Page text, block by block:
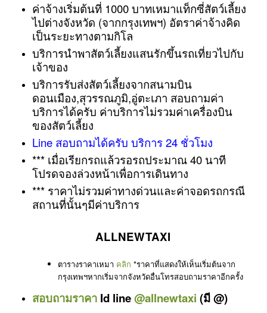
ค่าจ้างเริ่มต้นที่ 1000 บาทเหมาแท็กซี่สัตว์เลี้ยง
ไปต่างจังหวัด (จากกรุงเทพฯ) อัตราค่าจ้างคิด
เป็นระยะทางตามกิโล
บริการนำพาสัตว์เลี้ยงแสนรักขึ้นรถเที่ยวไปกับ
เจ้าของ
บริการรับส่งสัตว์เลี้ยงจากสนามบิน
ดอนเมือง,สุวรรณภูมิ,อู่ตะเภา สอบถามค่า
บริการได้ครับ ค่าบริการไม่รวมค่าเครื่องบิน
ของสัตว์เลี้ยง
Line สอบถามได้ครับ บริการ 24 ชั่วโมง
*** เมื่อเรียกรถแล้วรอรถประมาณ 40 นาที
โปรดจองล่วงหน้าเพื่อการเดินทาง
*** ราคาไม่รวมค่าทางด่วนและค่าจอดรถกรณี
สถานที่นั้นๆมีค่าบริการ
ALLNEWTAXI
ตารางราคาเหมา คลิก *ราคาที่แสดงให้เห็นเริ่มต้นจาก
กรุงเทพฯหากเริ่มจากจังหวัดอื่นโทรสอบถามราคาอีกครั้ง
สอบถามราคา Id line@allnewtaxi (มี @)